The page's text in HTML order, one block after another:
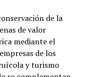
de la
de valor
mediante el
de los
y turismo